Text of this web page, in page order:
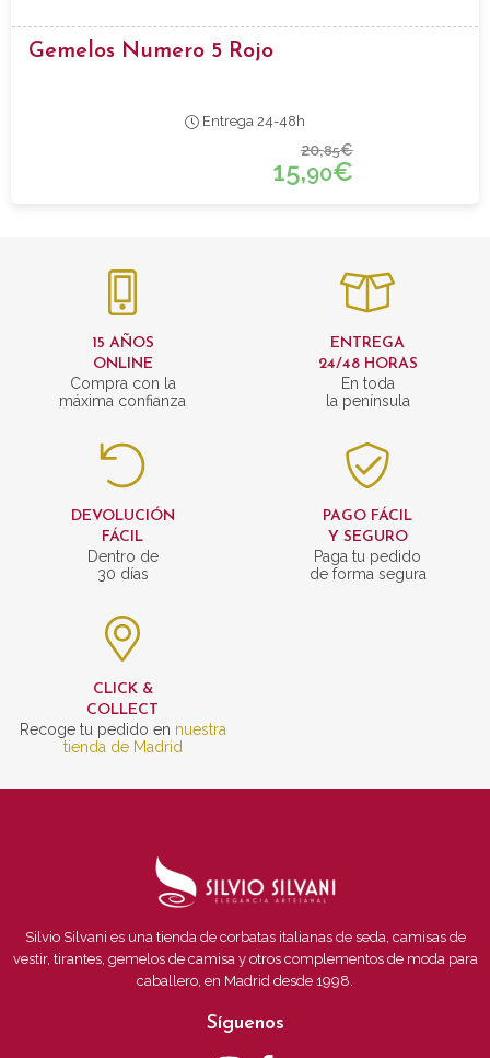
Gemelos Numero 5 Rojo
Entrega 24-48h
20,85€
15,90€
15 AÑOS
ONLINE
Compra con la
máxima confianza
ENTREGA
24/48 HORAS
En toda
la península
DEVOLUCIÓN
FÁCIL
Dentro de
30 días
PAGO FÁCIL
Y SEGURO
Paga tu pedido
de forma segura
CLICK &
COLLECT
Recoge tu pedido en nuestra
tienda de Madrid
Silvio Silvani es una tienda de corbatas italianas de seda, camisas de
vestir, tirantes, gemelos de camisa y otros complementos de moda para
caballero, en Madrid desde 1998.
Síguenos